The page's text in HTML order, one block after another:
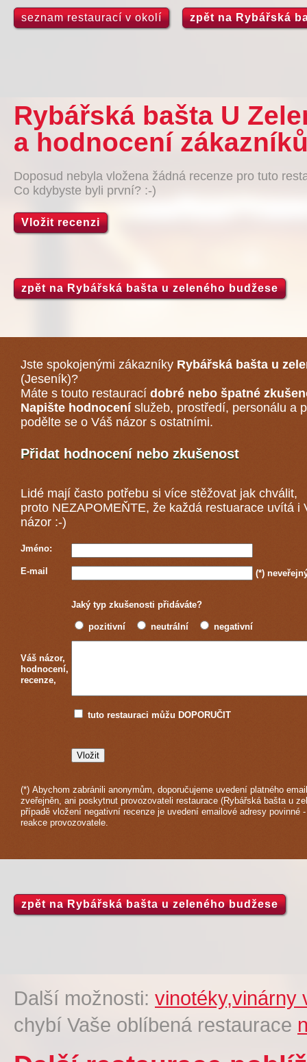
seznam restaurací v okolí zpět na Rybářská
Rybářská bašta U
a hodnocení
Doposud nebyla vložena žádná recenze pro tuto
Co kdybyste byli první? :-)
Vložit recenzi
zpět na Rybářská bašta u zeleného budžese
Jste spokojenými zákazníky Rybářská bašta u
(Jeseník)?
Máte s touto restaurací dobré nebo špatné
Napište hodnocení služeb, prostředí, personálu a
podělte se o Váš názor s ostatními.
Přidat hodnocení nebo zkušenost
Lidé mají často potřebu si více stěžovat jak chválit,
proto NEZAPOMEŇTE, že každá restuarace uvítá i
názor :-)
Jméno:
E-mail (*)
Jaký typ zkušenosti přidáváte?
pozitivní neutrální negativní
Váš názor,
hodnocení,
recenze,
tuto restauraci můžu DOPORUČIT
(*) Abychom zabránili anonymům, doporučujeme uvedení platného
zveřejněn, ani poskytnut provozovateli restaurace (Rybářská bašta u
případě vložení negativní recenze je uvedení emailové adresy povinné
reakce provozovatele.
zpět na Rybářská bašta u zeleného budžese
Další možnosti: vinotéky,vinárny
chybí Vaše oblíbená restaurace